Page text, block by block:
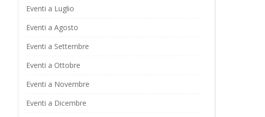
Eventi a Luglio
Eventi a Agosto
Eventi a Settembre
Eventi a Ottobre
Eventi a Novembre
Eventi a Dicembre